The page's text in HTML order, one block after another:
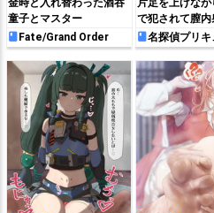
童子とマスター
Fate/Grand Order
で犯されて膣内
ちゃうるるか
名探偵プリキ